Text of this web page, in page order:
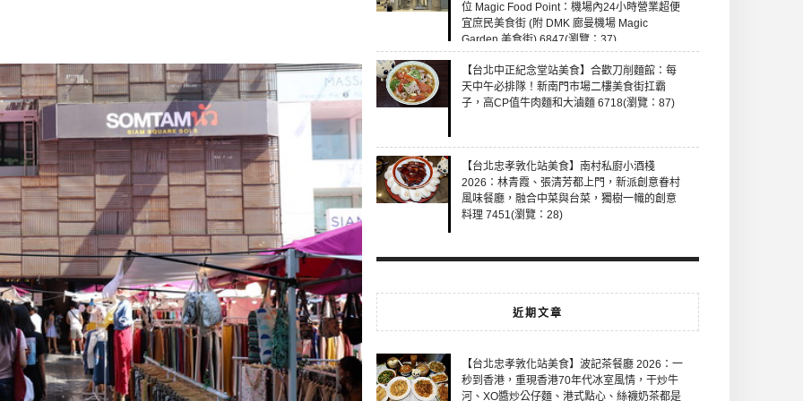
位 Magic Food Point：機場內24小時營業超便
宜庶民美食街 (附 DMK 廊曼機場 Magic
Garden 美食街) 6847(瀏覽：37)
【台北中正紀念堂站美食】合歡刀削麵館：每
天中午必排隊！新南門市場二樓美食街扛霸
子，高CP值牛肉麵和大滷麵 6718(瀏覽：87)
【台北忠孝敦化站美食】南村私廚小酒棧
2026：林青霞、張清芳都上門，新派創意眷村
風味餐廳，融合中菜與台菜，獨樹一幟的創意
料理 7451(瀏覽：28)
近期文章
【台北忠孝敦化站美食】波記茶餐廳 2026：一
秒到香港，重現香港70年代冰室風情，干炒牛
河、XO醬炒公仔麵、港式點心、絲襪奶茶都是